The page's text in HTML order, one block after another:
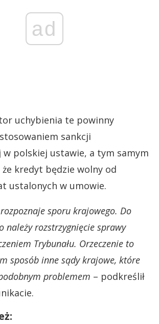
ad
uchybienia te powinny
sankcji
w polskiej ustawie, a tym samym
kredyt będzie wolny od
ustalonych w umowie.
sporu krajowego. Do
należy rozstrzygnięcie sprawy
Trybunału. Orzeczenie to
sposób inne sądy krajowe, które
problemem – podkreślił